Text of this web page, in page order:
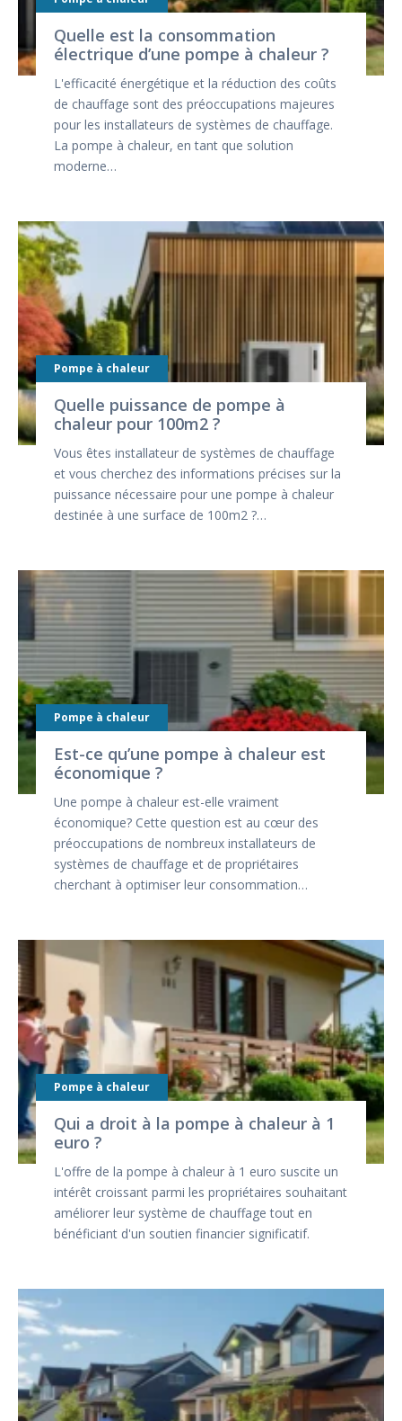
Quelle est la consommation
électrique d’une pompe à chaleur ?
L'efficacité énergétique et la réduction des coûts
de chauffage sont des préoccupations majeures
pour les installateurs de systèmes de chauffage.
La pompe à chaleur, en tant que solution
moderne…
Pompe à chaleur
Quelle puissance de pompe à
chaleur pour 100m2 ?
Vous êtes installateur de systèmes de chauffage
et vous cherchez des informations précises sur la
puissance nécessaire pour une pompe à chaleur
destinée à une surface de 100m2 ?…
Pompe à chaleur
Est-ce qu’une pompe à chaleur est
économique ?
Une pompe à chaleur est-elle vraiment
économique? Cette question est au cœur des
préoccupations de nombreux installateurs de
systèmes de chauffage et de propriétaires
cherchant à optimiser leur consommation…
Pompe à chaleur
Qui a droit à la pompe à chaleur à 1
euro ?
L'offre de la pompe à chaleur à 1 euro suscite un
intérêt croissant parmi les propriétaires souhaitant
améliorer leur système de chauffage tout en
bénéficiant d'un soutien financier significatif.